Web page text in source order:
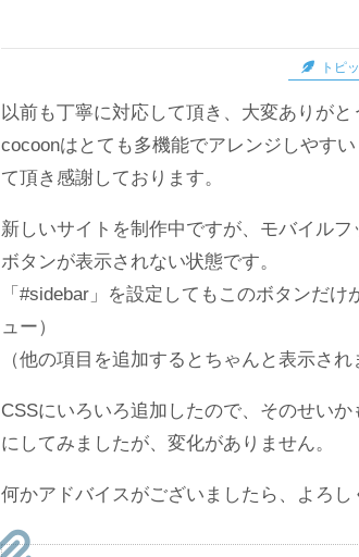
トピ
以前も丁寧に対応して頂き、大変ありがと
cocoonはとても多機能でアレンジしやす
て頂き感謝しております。
新しいサイトを制作中ですが、モバイル
ボタンが表示されない状態です。
「#sidebar」を設定してもこのボタンだ
ュー）
（他の項目を追加するとちゃんと表示され
CSSにいろいろ追加したので、そのせい
にしてみましたが、変化がありません。
何かアドバイスがございましたら、よろし